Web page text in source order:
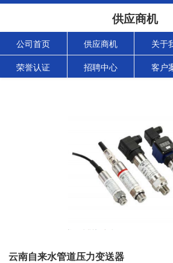
供应商机
公司首页 供应商机 关于
荣誉认证 招聘中心 客户
云南自来水管道压力变送器